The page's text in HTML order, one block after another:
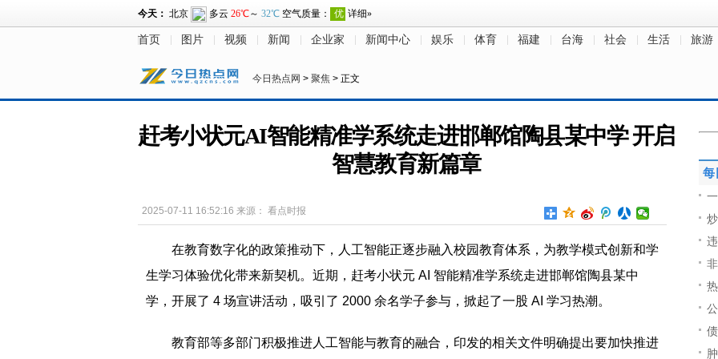
首页 图片 视频 新闻 企业家 新闻中心 娱乐 体育 福建 台海 社会 生活 旅游
今日热点网 > 聚焦 > 正文
赶考小状元AI智能精准学系统走进邯郸馆陶县某中学 开启
智慧教育新篇章
2025-07-11 16:52:16 来源： 看点时报
在教育数字化的政策推动下，人工智能正逐步融入校园教育体系，为教学模式创新和学
生学习体验优化带来新契机。近期，赶考小状元 AI 智能精准学系统走进邯郸馆陶县某中
学，开展了 4 场宣讲活动，吸引了 2000 余名学子参与，掀起了一股 AI 学习热潮。
教育部等多部门积极推进人工智能与教育的融合，印发的相关文件明确提出要加快推进
每